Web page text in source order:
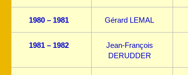
1980 – 1981 Gérard LEMAL
1981 – 1982
Jean-François
DERUDDER